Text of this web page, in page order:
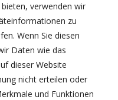
verwenden wir
zu
Wenn Sie diesen
Daten wie das
dieser Website
nicht erteilen oder
und Funktionen
In diesem Fall
Ihrem Computer ab (z.B.
mit der
Reader (kostenfreie
oder eines der